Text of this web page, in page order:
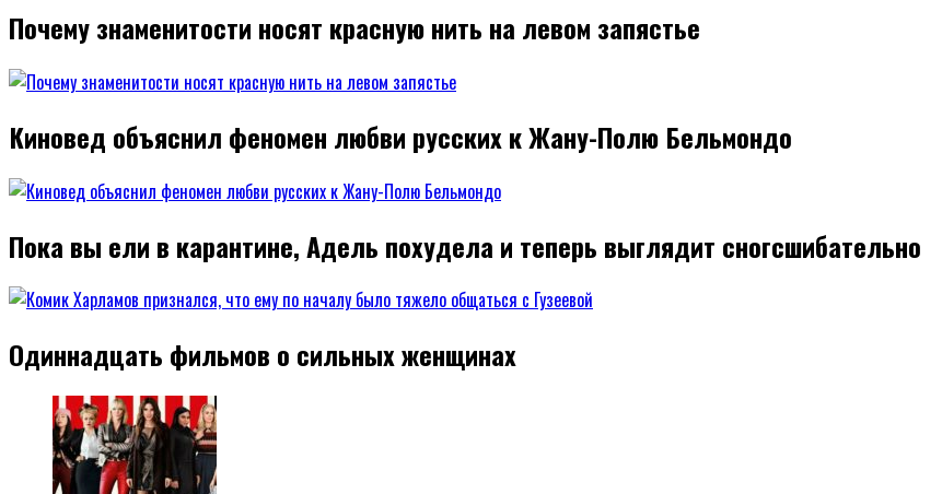
Почему знаменитости носят красную нить на левом запястье
Киновед объяснил феномен любви русских к Жану-Полю Бельмондо
Пока вы ели в карантине, Адель похудела и теперь выглядит сногсшибательно
Одиннадцать фильмов о сильных женщинах